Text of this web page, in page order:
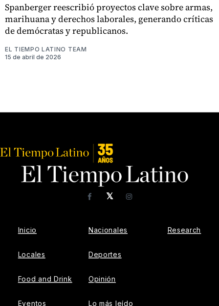
Spanberger reescribió proyectos clave sobre armas,
marihuana y derechos laborales, generando críticas
de demócratas y republicanos.
EL TIEMPO LATINO TEAM
15 de abril de 2026
𝕏
FacebookInstagram
Inicio
Locales
Food and Drink
Eventos
Nacionales
Deportes
Opinión
Lo más leído
Research